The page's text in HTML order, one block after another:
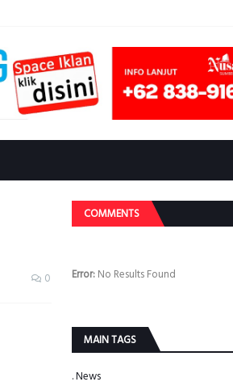
0
COMMENTS
Error:No Results Found
MAIN TAGS
. News